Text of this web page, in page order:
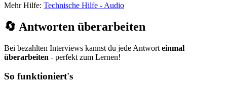
Mehr Hilfe: Technische Hilfe - Audio
🔄 Antworten überarbeiten
Bei bezahlten Interviews kannst du jede Antwort einmal
überarbeiten - perfekt zum Lernen!
So funktioniert's